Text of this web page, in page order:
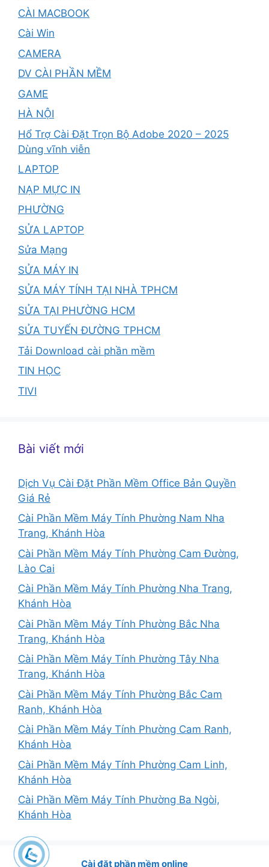
CÀI MACBOOK
Cài Win
CAMERA
DV CÀI PHẦN MỀM
GAME
HÀ NỘI
Hổ Trợ Cài Đặt Trọn Bộ Adobe 2020 – 2025
Dùng vĩnh viễn
LAPTOP
NẠP MỰC IN
PHƯỜNG
SỬA LAPTOP
Sửa Mạng
SỬA MÁY IN
SỬA MÁY TÍNH TẠI NHÀ TPHCM
SỬA TẠI PHƯỜNG HCM
SỬA TUYẾN ĐƯỜNG TPHCM
Tải Download cài phần mềm
TIN HỌC
TIVI
Bài viết mới
Dịch Vụ Cài Đặt Phần Mềm Office Bản Quyền
Giá Rẻ
Cài Phần Mềm Máy Tính Phường Nam Nha
Trang, Khánh Hòa
Cài Phần Mềm Máy Tính Phường Cam Đường,
Lào Cai
Cài Phần Mềm Máy Tính Phường Nha Trang,
Khánh Hòa
Cài Phần Mềm Máy Tính Phường Bắc Nha
Trang, Khánh Hòa
Cài Phần Mềm Máy Tính Phường Tây Nha
Trang, Khánh Hòa
Cài Phần Mềm Máy Tính Phường Bắc Cam
Ranh, Khánh Hòa
Cài Phần Mềm Máy Tính Phường Cam Ranh,
Khánh Hòa
Cài Phần Mềm Máy Tính Phường Cam Linh,
Khánh Hòa
Cài Phần Mềm Máy Tính Phường Ba Ngòi,
Khánh Hòa
Cài đặt phần mềm online